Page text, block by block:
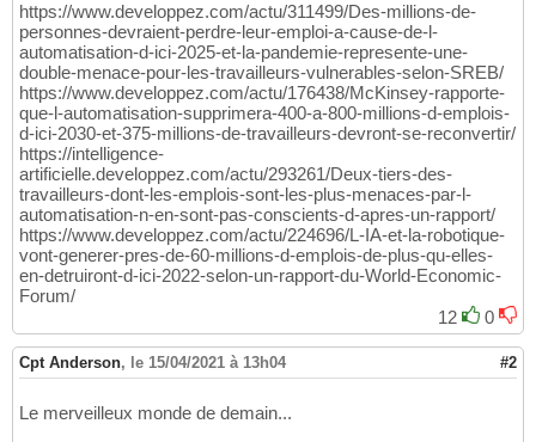
https://www.developpez.com/actu/311499/Des-millions-de-
personnes-devraient-perdre-leur-emploi-a-cause-de-l-
automatisation-d-ici-2025-et-la-pandemie-represente-une-
double-menace-pour-les-travailleurs-vulnerables-selon-SREB/
https://www.developpez.com/actu/176438/McKinsey-rapporte-
que-l-automatisation-supprimera-400-a-800-millions-d-emplois-
d-ici-2030-et-375-millions-de-travailleurs-devront-se-reconvertir/
https://intelligence-
artificielle.developpez.com/actu/293261/Deux-tiers-des-
travailleurs-dont-les-emplois-sont-les-plus-menaces-par-l-
automatisation-n-en-sont-pas-conscients-d-apres-un-rapport/
https://www.developpez.com/actu/224696/L-IA-et-la-robotique-
vont-generer-pres-de-60-millions-d-emplois-de-plus-qu-elles-
en-detruiront-d-ici-2022-selon-un-rapport-du-World-Economic-
Forum/
12
0
Cpt Anderson, le 15/04/2021 à 13h04 #2
Le merveilleux monde de demain...